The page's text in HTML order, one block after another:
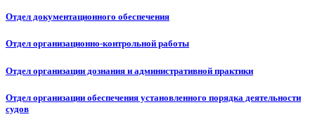
Отдел документационного обеспечения
Отдел организационно-контрольной работы
Отдел организации дознания и административной практики
Отдел организации обеспечения установленного порядка деятельности
судов